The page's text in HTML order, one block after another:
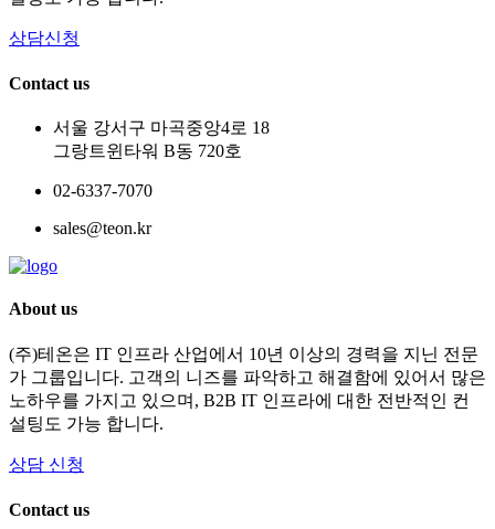
상담신청
Contact us
서울 강서구 마곡중앙4로 18
그랑트윈타워 B동 720호
02-6337-7070
sales@teon.kr
About us
(주)테온은 IT 인프라 산업에서 10년 이상의 경력을 지닌 전문
가 그룹입니다. 고객의 니즈를 파악하고 해결함에 있어서 많은
노하우를 가지고 있으며, B2B IT 인프라에 대한 전반적인 컨
설팅도 가능 합니다.
상담 신청
Contact us